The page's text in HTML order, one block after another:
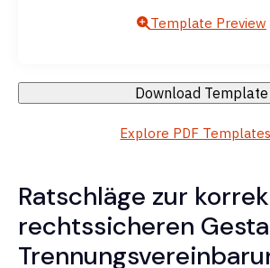
Template Preview
Download Template
Explore PDF
Ratschläge zur
rechtssicheren